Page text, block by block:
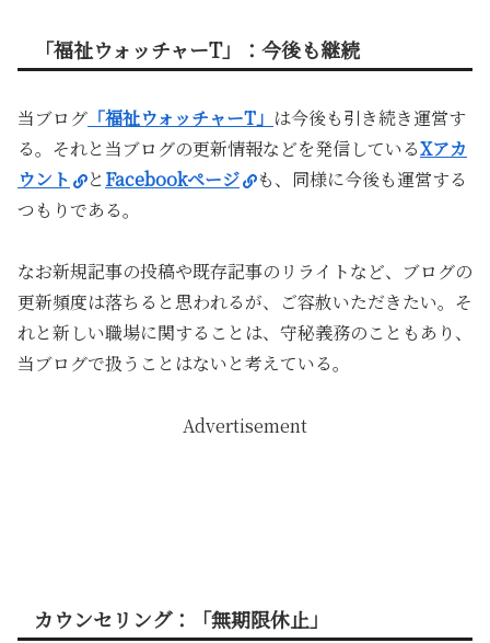
「福祉ウォッチャーT」：今後も継続
当ブログ 「福祉ウォッチャーT」 は今後も引き続き運営す
る。それと当ブログの更新情報などを発信しているXアカ
ウント
とFacebookページ
も、同様に今後も運営する
つもりである。
なお新規記事の投稿や既存記事のリライトなど、ブログの
更新頻度は落ちると思われるが、ご容赦いただきたい。そ
れと新しい職場に関することは、守秘義務のこともあり、
当ブログで扱うことはないと考えている。
Advertisement
カウンセリング：「無期限休止」